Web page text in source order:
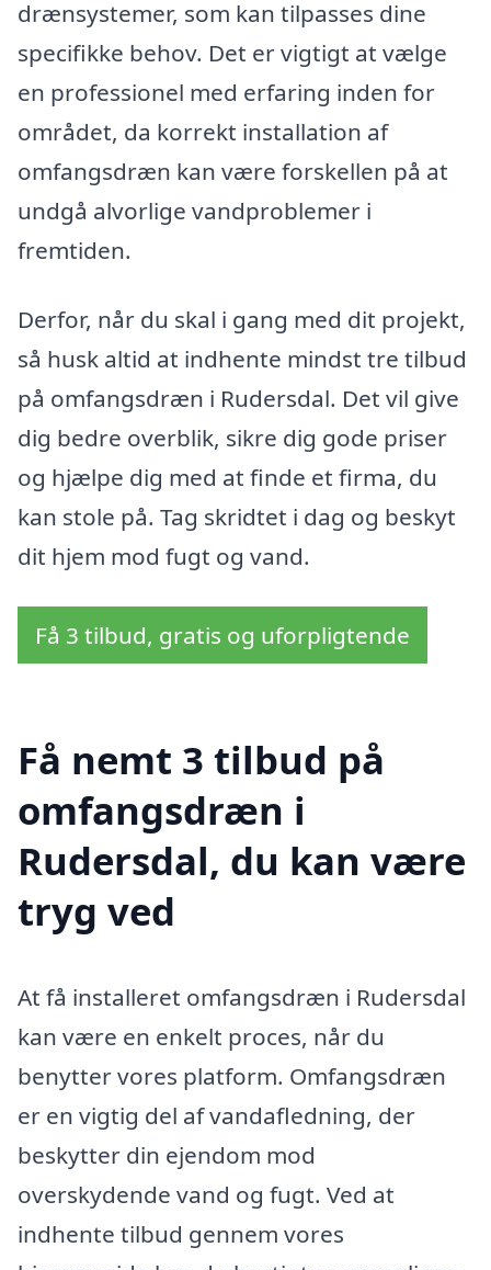
drænsystemer, som kan tilpasses dine
specifikke behov. Det er vigtigt at vælge
en professionel med erfaring inden for
området, da korrekt installation af
omfangsdræn kan være forskellen på at
undgå alvorlige vandproblemer i
fremtiden.
Derfor, når du skal i gang med dit projekt,
så husk altid at indhente mindst tre tilbud
på omfangsdræn i Rudersdal. Det vil give
dig bedre overblik, sikre dig gode priser
og hjælpe dig med at finde et firma, du
kan stole på. Tag skridtet i dag og beskyt
dit hjem mod fugt og vand.
Få 3 tilbud, gratis og uforpligtende
Få nemt 3 tilbud på
omfangsdræn i
Rudersdal, du kan være
tryg ved
At få installeret omfangsdræn i Rudersdal
kan være en enkelt proces, når du
benytter vores platform. Omfangsdræn
er en vigtig del af vandafledning, der
beskytter din ejendom mod
overskydende vand og fugt. Ved at
indhente tilbud gennem vores